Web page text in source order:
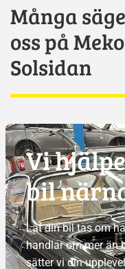
Många
oss på
Solsidan
Vi
bil
Låt din bil tas om
handlar om mer än
sätter vi din